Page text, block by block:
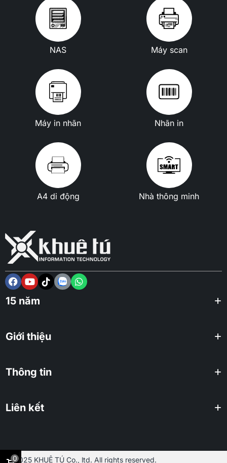
NAS Máy scan
Máy in nhãn Nhãn in
A4 di động Nhà thông minh
15 năm
Giới thiệu
Thông tin
Liên kết
2025 KHUÊ TÚ Co., ltd. All rights reserved.
0